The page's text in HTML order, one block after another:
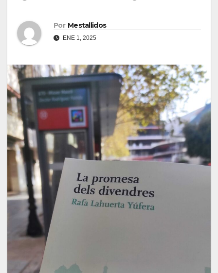
Por Mestallidos
ENE 1, 2025